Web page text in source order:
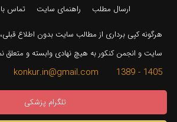
ارسال مطلب راهنمای سایت تماس
هرگونه کپی برداری از مطالب سایت بدون اطلاع
سایت و انجمن کنکور به هیچ نهادی وابسته و متعلق
1405 - 1389 konkur.in@gmail.com
تلگرام پزشکی